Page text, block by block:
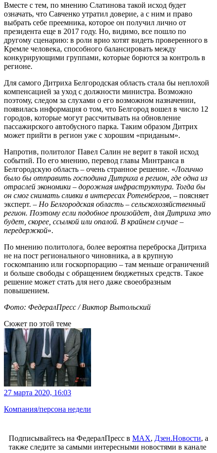
Вместе с тем, по мнению Слатинова такой исход будет
означать, что Савченко утратил доверие, а с ним и право
выбрать себе преемника, которое он получил лично от
президента еще в 2017 году. Но, видимо, все пошло по
другому сценарию: в роли врио хотят видеть проверенного в
Кремле человека, способного балансировать между
конкурирующими группами, которые борются за контроль в
регионе.
Для самого Дитриха Белгородская область стала бы неплохой
компенсацией за уход с должности министра. Возможно
поэтому, следом за слухами о его возможном назначении,
появилась информация о том, что Белгород вошел в число 12
городов, которые могут рассчитывать на обновление
пассажирского автобусного парка. Таким образом Дитрих
может прийти в регион уже с хорошим «приданым».
Напротив, политолог Павел Салин не верит в такой исход
событий. По его мнению, перевод главы Минтранса в
Белгородскую область – очень странное решение. «Логично
было бы отправить господина Дитриха в регион, где одна из
отраслей экономики – дорожная инфраструктура. Тогда бы
он смог снимать сливки в интересах Ротенбергов, – поясняет
эксперт. – Но Белгородская область – сельскохозяйственный
регион. Поэтому если подобное произойдет, для Дитриха это
будет, скорее, ссылкой или опалой. В крайнем случае –
передержкой».
По мнению политолога, более вероятна переброска Дитриха
не на пост регионального чиновника, а в крупную
госкомпанию или госкорпорацию – там меньше ограничений
и больше свободы с обращением бюджетных средств. Такое
решение может стать для него даже своеобразным
повышением.
Фото: ФедералПресс / Виктор Вытольский
Сюжет по этой теме
27 марта 2020, 16:03
Компания/персона недели
Подписывайтесь на ФедералПресс в МАХ, Дзен.Новости, а
также следите за самыми интересными новостями в канале